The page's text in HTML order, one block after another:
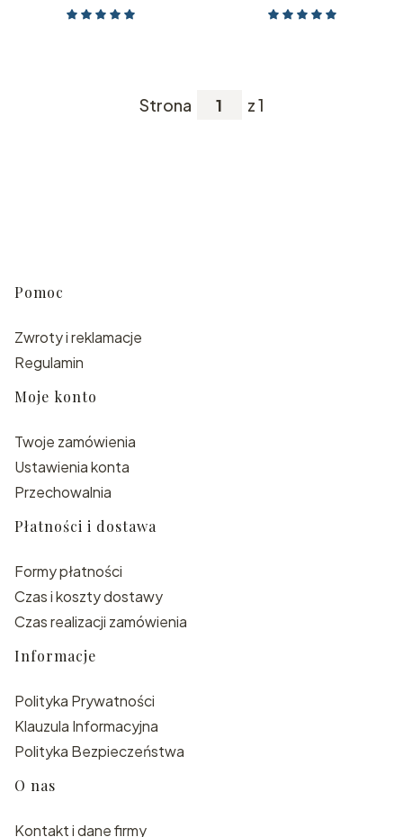
Strona z 1
Linki w stopce
Pomoc
Zwroty i reklamacje
Regulamin
Moje konto
Twoje zamówienia
Ustawienia konta
Przechowalnia
Płatności i dostawa
Formy płatności
Czas i koszty dostawy
Czas realizacji zamówienia
Informacje
Polityka Prywatności
Klauzula Informacyjna
Polityka Bezpieczeństwa
O nas
Kontakt i dane firmy